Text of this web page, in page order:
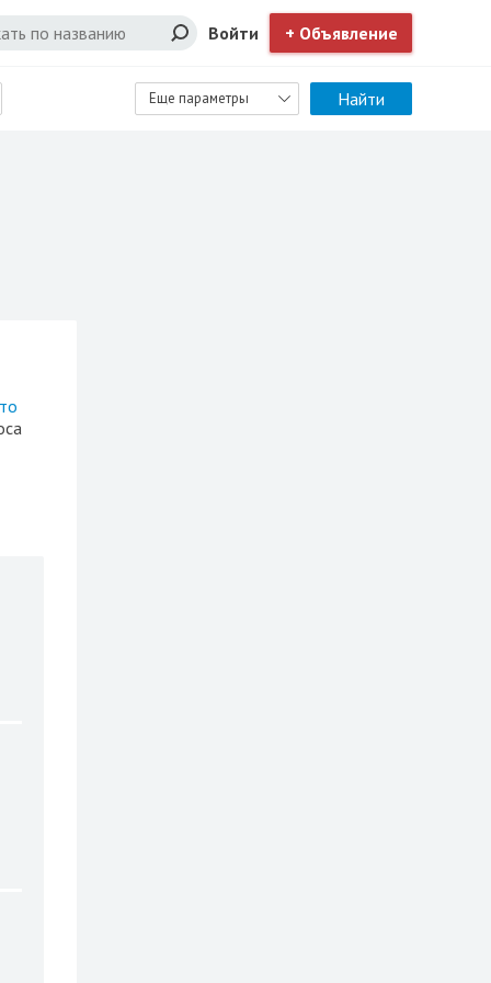
Войти + Объявление
Еще параметры Найти